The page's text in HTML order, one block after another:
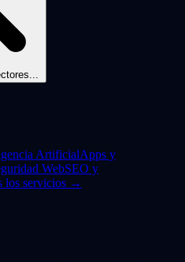
ArtificialApps y
WebSEO y
los servicios →